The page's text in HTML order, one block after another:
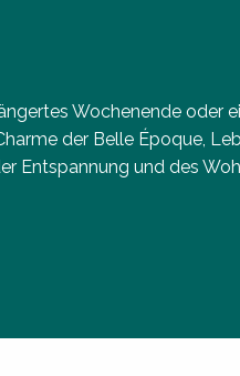
Wochenende oder
der Belle Époque,
Entspannung und des